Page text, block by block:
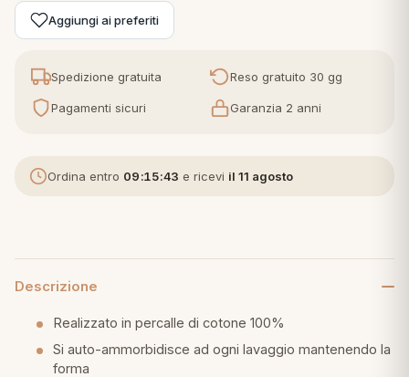
letto
Aggiungi ai preferiti
Spedizione gratuita Reso gratuito 30 gg
Pagamenti sicuri Garanzia 2 anni
Ordina entro 09:15:42 e ricevi il 11 agosto
Descrizione
Realizzato in percalle di cotone 100%
Si auto-ammorbidisce ad ogni lavaggio mantenendo la
forma